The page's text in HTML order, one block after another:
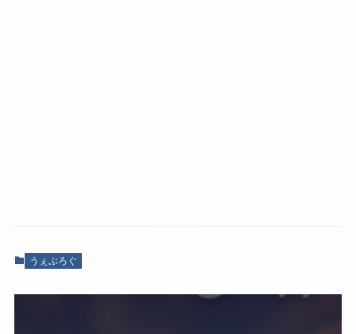
うぇぶろぐ